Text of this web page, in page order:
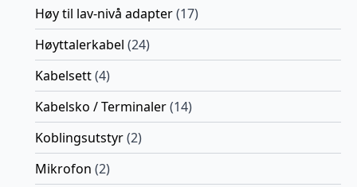
Høy til lav-nivå adapter(17)
Høyttalerkabel (24)
Kabelsett(4)
Kabelsko / Terminaler(14)
Koblingsutstyr(2)
Mikrofon (2)